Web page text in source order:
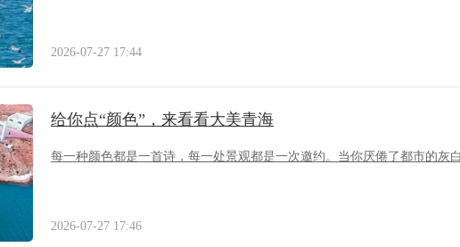
2026-07-27 17:44
给你点“颜色”，来看看大美青海
每一种颜色都是一首诗，每一处景观都是一次邀约。当你厌倦了都市的灰
2026-07-27 17:46